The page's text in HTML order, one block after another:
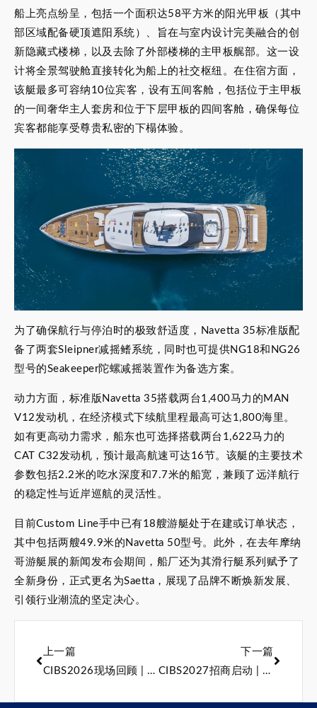
船上亮点纷呈，包括一个面积达58平方米的阳光甲板（其中
部区域配备硬顶遮阳系统）、旨在与室内设计完美融合的创
新隐藏式楼梯，以及去除了外部楼梯的主甲板艉部。这一设
计将全景驾驶舱直接转化为船上的社交枢纽。在住宿方面，
该艇最多可容纳10位宾客，设有五间客舱，包括位于主甲板
的一间奢华主人套房和位于下层甲板的四间客舱，确保每位
宾客都能享受尊贵私密的下榻体验。
为了确保航行与停泊时的极致舒适度，Navetta 35标准版配
备了两套Sleipner减摇鳍系统，同时也可提供NG18和NG26
型号的Seakeeper陀螺减摇装置作为备选方案。
动力方面，标准版Navetta 35搭载两台1,400马力的MAN
V12发动机，在经济模式下续航里程最高可达1,800海里。
如有更高动力需求，船东也可选择搭载两台1,622马力的
CAT C32发动机，预计最高航速可达16节。该艇的主要技术
参数包括2.2米的吃水深度和7.7米的船宽，兼顾了远洋航行
的稳定性与近岸巡航的灵活性。
目前Custom Line手中已有18艘游艇处于在建或订单状态，
其中包括两艘49.9米的Navetta 50型号。此外，在去年摩纳
哥游艇展的新闻发布会期间，船厂还为其滑行艇系列赋予了
全新身份，正式更名为Saetta，展现了品牌不断焕新发展、
引领行业潮流的坚定决心。
上一篇
CIBS2026现场回顾 | 深耕海钓赛道，智造引领升级!
下一篇
CIBS2027招商启动 | 利好政策加码，卅载启新向远，共赴增量风口！